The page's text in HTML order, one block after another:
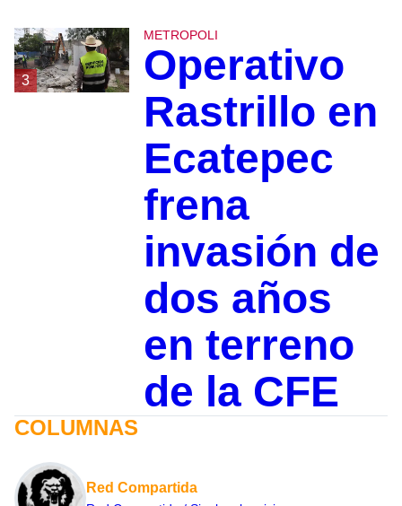
3
METROPOLI
Operativo
Rastrillo en
Ecatepec
frena
invasión de
dos años
en terreno
de la CFE
COLUMNAS
Red Compartida